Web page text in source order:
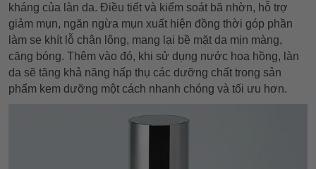
kháng của làn da. Điều tiết và kiểm soát bã nhờn, hỗ trợ
giảm mụn, ngăn ngừa mụn xuất hiện đồng thời góp phần
làm se khít lỗ chân lông, mang lại bề mặt da mịn màng,
căng bóng. Thêm vào đó, khi sử dụng nước hoa hồng, làn
da sẽ tăng khả năng hấp thụ các dưỡng chất trong sản
phẩm kem dưỡng một cách nhanh chóng và tối ưu hơn.